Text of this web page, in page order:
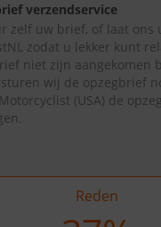
verzendservice
zelf uw brief, of laat ons
zodat u lekker kunt
niet zijn aangekomen
wij de opzegbrief
(USA) de
Reden